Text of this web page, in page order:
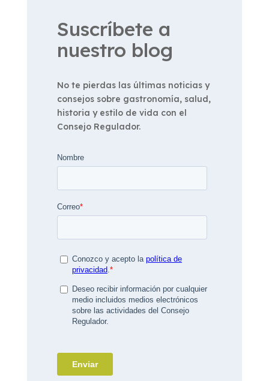
Suscríbete a
nuestro blog
No te pierdas las últimas noticias y
consejos sobre gastronomía, salud,
historia y estilo de vida con el
Consejo Regulador.